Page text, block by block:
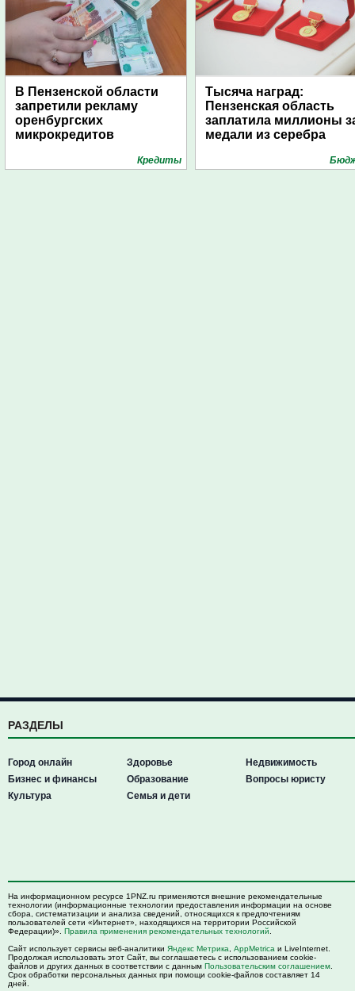
В Пензенской области
запретили рекламу
оренбургских
микрокредитов
Кредиты
Тысяча наград:
Пензенская область
заплатила миллионы
медали из серебра
РАЗДЕЛЫ
Город онлайн
Бизнес и финансы
Культура
Здоровье
Образование
Семья и дети
Недвижимость
Вопросы юристу
На информационном ресурсе 1PNZ.ru применяются внешние рекомендательные
технологии (информационные технологии предоставления информации на основе
сбора, систематизации и анализа сведений, относящихся к предпочтениям
пользователей сети «Интернет», находящихся на территории Российской
Федерации)». Правила применения рекомендательных технологий
Сайт использует сервисы веб-аналитики Яндекс Метрика AppMetrica и LiveInternet.
Продолжая использовать этот Сайт, вы соглашаетесь с использованием cookie-
файлов и других данных в соответствии с данным Пользовательским соглашением
Срок обработки персональных данных при помощи cookie-файлов составляет 14
дней.